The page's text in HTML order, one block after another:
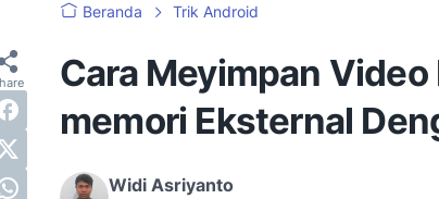
Beranda Trik Android
Cara Meyimpan Video
memori Eksternal
Widi Asriyanto